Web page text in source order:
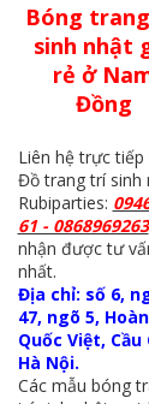
Bóng
sinh nhật
rẻ ở
Đồng
Liên hệ trực tiếp
Đồ trang trí sinh
Rubiparties:
61 - 0868969263
nhận được tư
nhất.
Địa chỉ: số 6,
47, ngõ 5,
Quốc Việt, Cầu
Hà Nội.
Các mẫu bóng